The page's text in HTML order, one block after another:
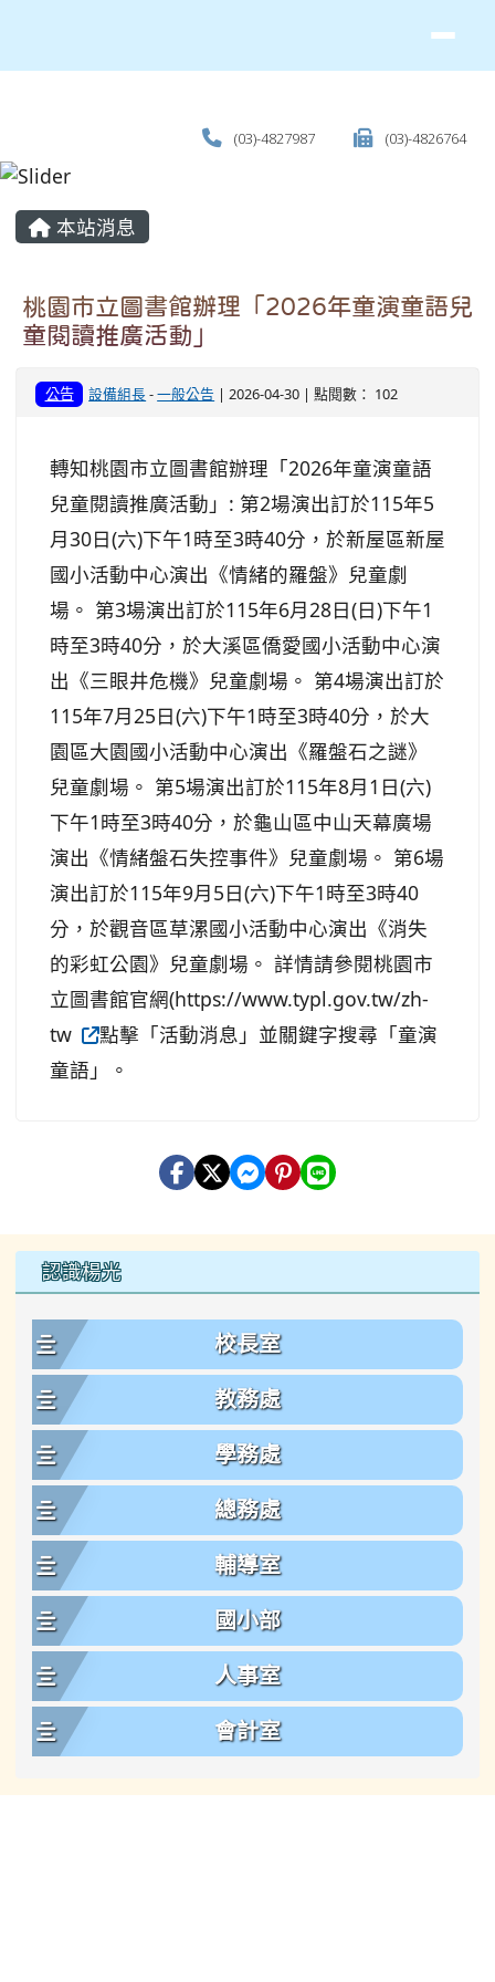
(03)-4827987 (03)-4826764
主內容區域
本站消息
桃園市立圖書館辦理「2026年童演童語兒
童閱讀推廣活動」
公告 設備組長-一般公告 | 2026-04-30 | 點閱數： 102
轉知桃園市立圖書館辦理「2026年童演童語
兒童閱讀推廣活動」: 第2場演出訂於115年5
月30日(六)下午1時至3時40分，於新屋區新屋
國小活動中心演出《情緒的羅盤》兒童劇
場。 第3場演出訂於115年6月28日(日)下午1
時至3時40分，於大溪區僑愛國小活動中心演
出《三眼井危機》兒童劇場。 第4場演出訂於
115年7月25日(六)下午1時至3時40分，於大
園區大園國小活動中心演出《羅盤石之謎》
兒童劇場。 第5場演出訂於115年8月1日(六)
下午1時至3時40分，於龜山區中山天幕廣場
演出《情緒盤石失控事件》兒童劇場。 第6場
演出訂於115年9月5日(六)下午1時至3時40
分，於觀音區草漯國小活動中心演出《消失
的彩虹公園》兒童劇場。 詳情請參閱桃園市
立圖書館官網(https://www.typl.gov.tw/zh-
tw
點擊「活動消息」並關鍵字搜尋「童演
童語」。
左邊區域內容
認識楊光
校長室
教務處
學務處
總務處
輔導室
國小部
人事室
會計室